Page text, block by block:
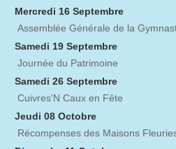
Mercredi 16 Septembre
Assemblée Générale de la
Samedi 19 Septembre
Journée du Patrimoine
Samedi 26 Septembre
Cuivres'N Caux en Fête
Jeudi 08 Octobre
Récompenses des Maisons